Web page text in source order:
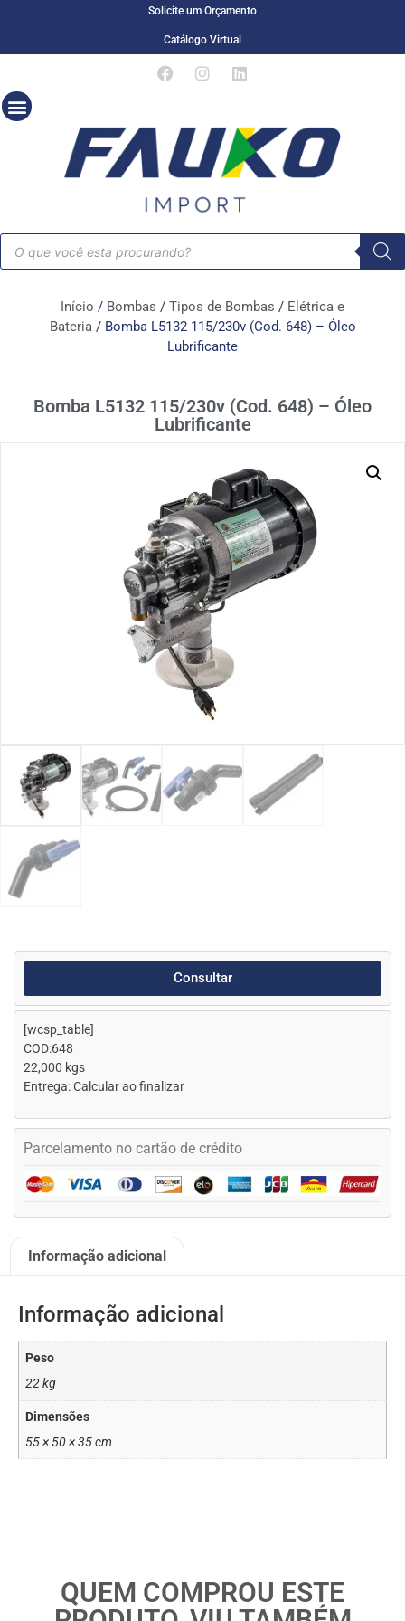
Solicite um Orçamento
Catálogo Virtual
Início / Bombas / Tipos de Bombas / Elétrica e
Bateria/ Bomba L5132 115/230v (Cod. 648) – Óleo
Lubrificante
Bomba L5132 115/230v (Cod. 648) – Óleo
Lubrificante
Consultar
[wcsp_table]
COD:648
22,000 kgs
Entrega: Calcular ao finalizar
Parcelamento no cartão de crédito
Informação adicional
Informação adicional
Peso
22 kg
Dimensões
55 × 50 × 35 cm
QUEM COMPROU ESTE